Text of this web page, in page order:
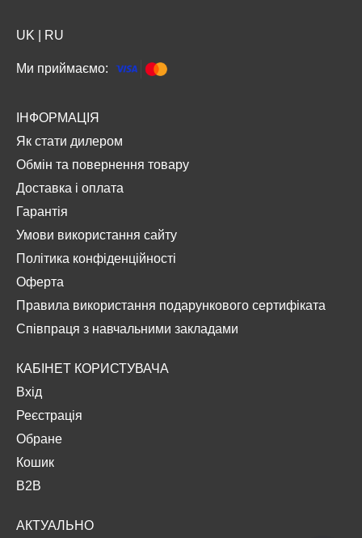
UK RU
Ми приймаємо:
ІНФОРМАЦІЯ
Як стати дилером
Обмін та повернення товару
Доставка і оплата
Гарантія
Умови використання сайту
Політика конфіденційності
Оферта
Правила використання подарункового сертифіката
Співпраця з навчальними закладами
КАБІНЕТ КОРИСТУВАЧА
Вхід
Реєстрація
Обране
Кошик
B2B
АКТУАЛЬНО